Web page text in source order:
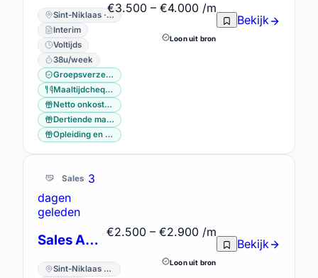
Sint-Niklaas · Oost-Vlaanderen
Interim
Voltijds
38u/week
Groepsverzekering
Maaltijdcheques
Netto onkostenvergoeding
Dertiende maand
Opleiding en vorming
€3.500 – €4.000 /m
Loon uit bron
Bekijk
Sales 3
dagen
geleden
Sales Advisor
Sint-Niklaas · Oost-Vlaanderen
€2.500 – €2.900 /m
Loon uit bron
Bekijk